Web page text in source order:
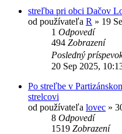
streľba pri obci Dačov
od používateľa R » 19
1 Odpovedí
494 Zobrazení
Posledný
20 Sep 2025,
Po streľbe v
strelcovi
od používateľa lovec »
8 Odpovedí
1519 Zobrazení